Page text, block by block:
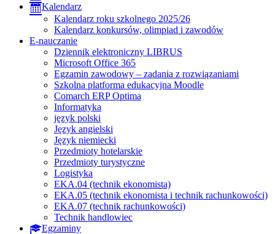
Kalendarz
Kalendarz roku szkolnego 2025/26
Kalendarz konkursów, olimpiad i zawodów
E-nauczanie
Dziennik elektroniczny LIBRUS
Microsoft Office 365
Egzamin zawodowy – zadania z rozwiązaniami
Szkolna platforma edukacyjna Moodle
Comarch ERP Optima
Informatyka
język polski
Język angielski
Język niemiecki
Przedmioty hotelarskie
Przedmioty turystyczne
Logistyka
EKA.04 (technik ekonomista)
EKA.05 (technik ekonomista i technik rachunkowości)
EKA.07 (technik rachunkowości)
Technik handlowiec
Egzaminy